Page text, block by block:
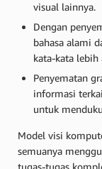
visual lainnya.
Dengan
bahasa alami
kata-kata lebih
Penyematan
informasi
untuk
Model visi
semuanya